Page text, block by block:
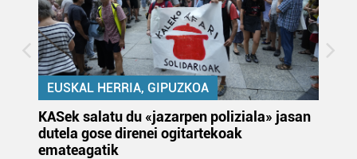
EUSKAL HERRIA, GIPUZKOA
KASek salatu du «jazarpen poliziala» jasan
dutela gose direnei ogitartekoak
emateagatik